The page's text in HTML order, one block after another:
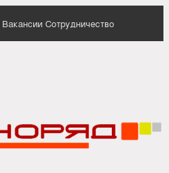
Вакансии Сотрудничество